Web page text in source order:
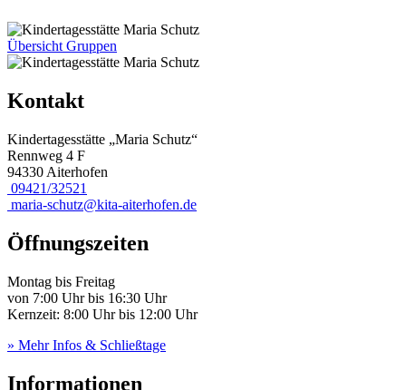
Übersicht Gruppen
Kontakt
Kindertagesstätte „Maria Schutz“
Rennweg 4 F
94330 Aiterhofen
09421/32521
maria-schutz@kita-aiterhofen.de
Öffnungszeiten
Montag bis Freitag
von 7:00 Uhr bis 16:30 Uhr
Kernzeit: 8:00 Uhr bis 12:00 Uhr
» Mehr Infos & Schließtage
Informationen